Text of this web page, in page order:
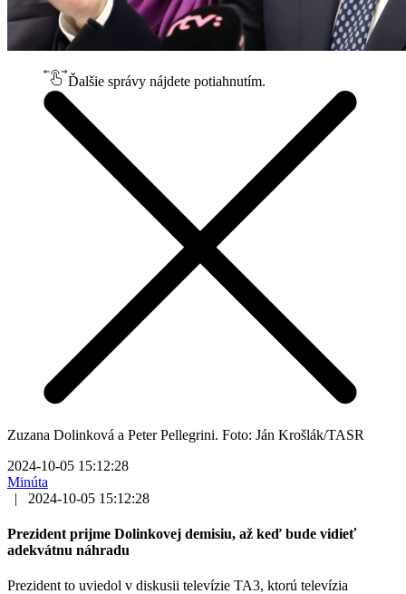
Ďalšie správy nájdete potiahnutím.
Zuzana Dolinková a Peter Pellegrini. Foto: Ján Krošlák/TASR
2024-10-05 15:12:28
Minúta
|
2024-10-05 15:12:28
Prezident prijme Dolinkovej demisiu, až keď bude vidieť
adekvátnu náhradu
Prezident to uviedol v diskusii televízie TA3, ktorú televízia